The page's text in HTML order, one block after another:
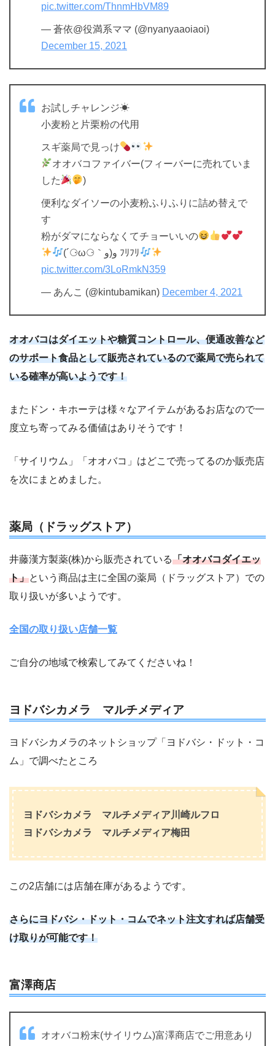
pic.twitter.com/ThnmHbVM89
— 蒼依@役満系ママ (@nyanyaaoiaoi)
December 15, 2021
お試しチャレンジ☀
小麦粉と片栗粉の代用
スギ薬局で見っけ
オオバコファイバー(フィーバーに売れていま
した
)
便利なダイソーの小麦粉ふりふりに詰め替えで
す
粉がダマにならなくてチョーいいの
(´⚆ω⚆｀و(و ﾌﾘﾌﾘ
pic.twitter.com/3LoRmkN359
— あんこ (@kintubamikan) December 4, 2021
オオバコはダイエットや糖質コントロール、便通改善など
のサポート食品として販売されているので薬局で売られて
いる確率が高いようです！
またドン・キホーテは様々なアイテムがあるお店なので一
度立ち寄ってみる価値はありそうです！
「サイリウム」「オオバコ」はどこで売ってるのか販売店
を次にまとめました。
薬局（ドラッグストア）
井藤漢方製薬(株)から販売されている「オオバコダイエッ
ト」という商品は主に全国の薬局（ドラッグストア）での
取り扱いが多いようです。
全国の取り扱い店舗一覧
ご自分の地域で検索してみてくださいね！
ヨドバシカメラ マルチメディア
ヨドバシカメラのネットショップ「ヨドバシ・ドット・コ
ム」で調べたところ
ヨドバシカメラ マルチメディア川崎ルフロ
ヨドバシカメラ マルチメディア梅田
この2店舗には店舗在庫があるようです。
さらにヨドバシ・ドット・コムでネット注文すれば店舗受
け取りが可能です！
富澤商店
オオバコ粉末(サイリウム)富澤商店でご用意あり